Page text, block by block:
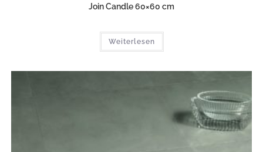
Join Candle 60×60 cm
Weiterlesen